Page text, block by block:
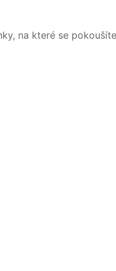
na které se